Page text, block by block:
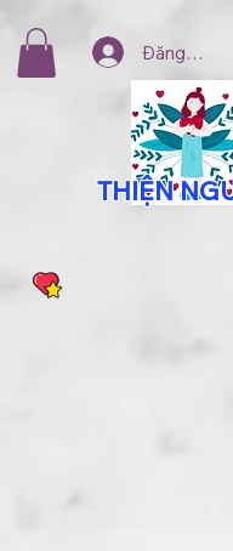
THIỆN
Đăng nhập